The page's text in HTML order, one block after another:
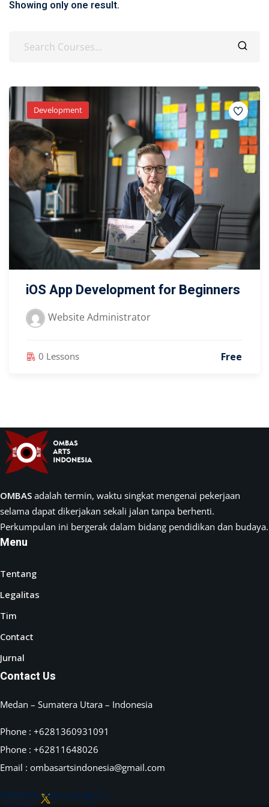
Showing only one result.
Development
iOS App Development for Beginners
Website Administrator
0 Lessons Free
OMBAS adalah termin, waktu singkat mengenai pekerjaan
selama dapat dikerjakan sekali jalan tanpa berhenti.
Perkumpulan ini bergerak dalam bidang pendidikan dan budaya.
Menu
Tentang
Legalitas
Tim
Contact
Jurnal
Contact Us
Medan – Sumatera Utara – Indonesia
Phone : +6281360931091
Phone : +62811648026
Email : ombasartsindonesia@gmail.com
Flaticon-YoutubeWhatsapp
Linkedin-